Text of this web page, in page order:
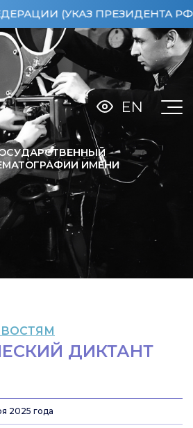
(УКАЗ ПРЕЗИДЕНТА РФ ОТ
ИМЕНИ
EN
ДИКТАНТ
2025 года